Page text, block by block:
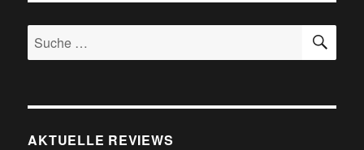
Suche
nach:
AKTUELLE REVIEWS